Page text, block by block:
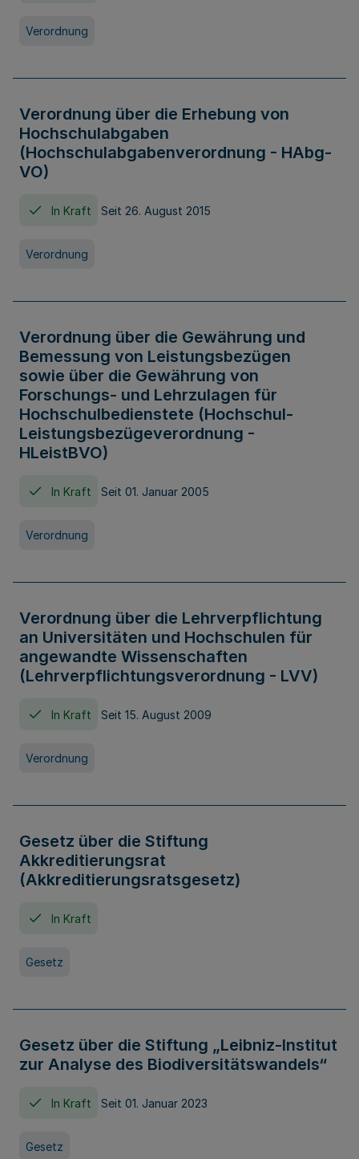
Verordnung
Verordnung über die Erhebung von
Hochschulabgaben
(Hochschulabgabenverordnung - HAbg-
VO)
In Kraft Seit 26. August 2015
Verordnung
Verordnung über die Gewährung und
Bemessung von Leistungsbezügen
sowie über die Gewährung von
Forschungs- und Lehrzulagen für
Hochschulbedienstete (Hochschul-
Leistungsbezügeverordnung -
HLeistBVO)
In Kraft Seit 01. Januar 2005
Verordnung
Verordnung über die Lehrverpflichtung
an Universitäten und Hochschulen für
angewandte Wissenschaften
(Lehrverpflichtungsverordnung - LVV)
In Kraft Seit 15. August 2009
Verordnung
Gesetz über die Stiftung
Akkreditierungsrat
(Akkreditierungsratsgesetz)
In Kraft
Gesetz
Gesetz über die Stiftung „Leibniz-Institut
zur Analyse des Biodiversitätswandels“
In Kraft Seit 01. Januar 2023
Gesetz